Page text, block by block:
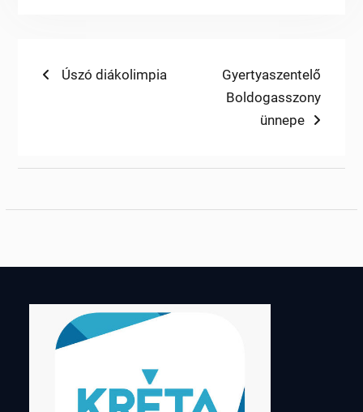
Bejegyzés
Previous
Úszó diákolimpia
Next
post:
Gyertyaszentelő
Boldogasszony
ünnepe